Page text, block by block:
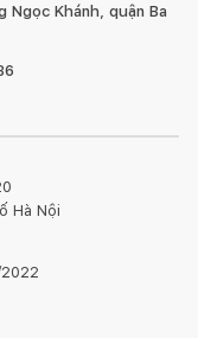
Ngọc Khánh, quận Ba
Hà Nội